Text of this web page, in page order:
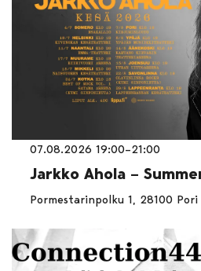
07.08.2026 19:00–21:00
Jarkko Ahola –
Pormestarinpolku 1, 28100 Pori